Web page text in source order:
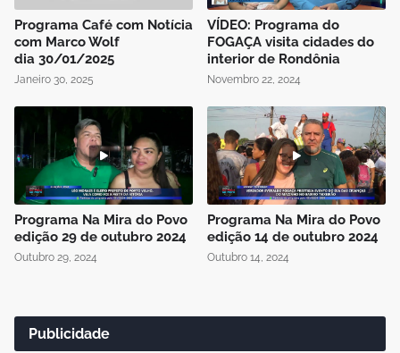
Programa Café com Notícia
com Marco Wolf
dia 30/01/2025
Janeiro 30, 2025
VÍDEO: Programa do
FOGAÇA visita cidades do
interior de Rondônia
Novembro 22, 2024
Programa Na Mira do Povo
edição 29 de outubro 2024
Outubro 29, 2024
Programa Na Mira do Povo
edição 14 de outubro 2024
Outubro 14, 2024
Publicidade